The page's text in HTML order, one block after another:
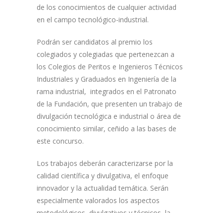
de los conocimientos de cualquier actividad
en el campo tecnológico-industrial.
Podrán ser candidatos al premio los
colegiados y colegiadas que pertenezcan a
los Colegios de Peritos e Ingenieros Técnicos
Industriales y Graduados en Ingeniería de la
rama industrial, integrados en el Patronato
de la Fundación, que presenten un trabajo de
divulgación tecnológica e industrial o área de
conocimiento similar, ceñido a las bases de
este concurso.
Los trabajos deberán caracterizarse por la
calidad científica y divulgativa, el enfoque
innovador y la actualidad temática. Serán
especialmente valorados los aspectos